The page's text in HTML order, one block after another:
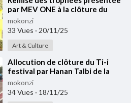
par MEV ONE à la clôture du
Festival TI-I 2025
mokonzi
33 Vues · 20/11/25
Art & Culture
⁣Allocution de clôture du Ti-i
festival par Hanan Talbi de la
MINUSCA
mokonzi
34 Vues · 18/11/25